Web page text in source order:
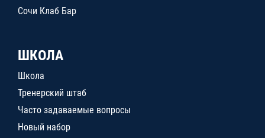
Сочи Клаб Бар
ШКОЛА
Школа
Тренерский штаб
Часто задаваемые вопросы
Новый набор